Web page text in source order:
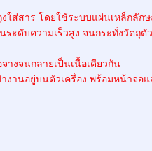
งใส่สาร โดยใช้ระบบแผ่นเหล็กลัก
ะดับความเร็วสูง จนกระทั่งวัตถุตั
างจนกลายเป็นเนื้อเดียวกัน
งานอยู่บนตัวเครื่อง พร้อมหน้าจอ